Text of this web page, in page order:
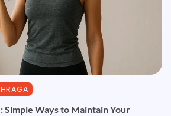
Simple Ways to Maintain Your